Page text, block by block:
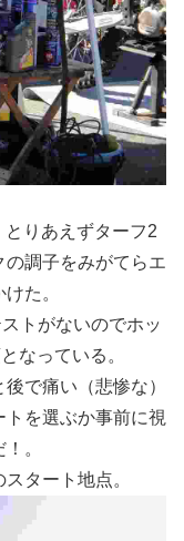
りあえずターフ2
調子をみがてらエ
た。
トがないのでホッ
なっている。
で痛い（悲惨な）
を選ぶか事前に視
。
タート地点。